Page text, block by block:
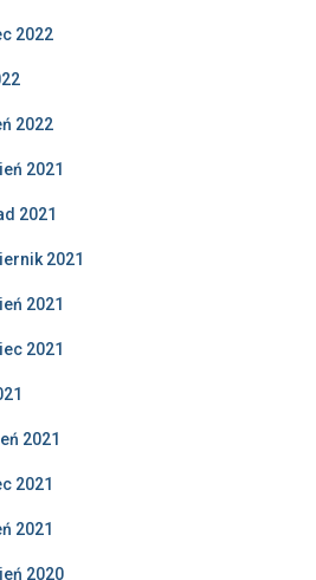
2022
2022
2021
2021
2021
2021
2021
2021
2021
2021
2020